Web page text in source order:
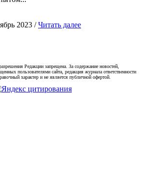
2023 /Читать далее
Редакции запрещена. За содержание новостей,
пользователями сайта, редакция журнала ответственности
характер и не является публичной офертой.